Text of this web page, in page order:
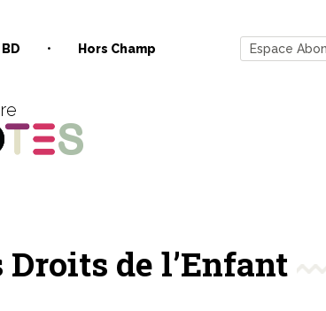
BD Hors Champ Espace
de l’Enfant